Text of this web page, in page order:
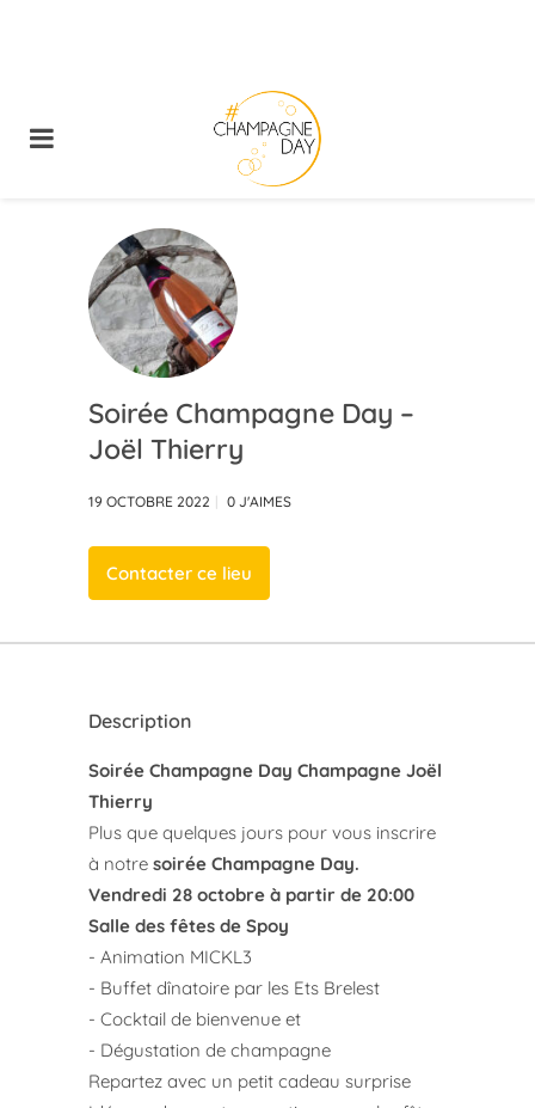
Soirée Champagne Day –
Joël Thierry
19 OCTOBRE 2022 0 J'AIMES
Contacter ce lieu
Description
Soirée Champagne Day Champagne Joël
Thierry
Plus que quelques jours pour vous inscrire
à notre soirée Champagne Day.
Vendredi 28 octobre à partir de 20:00
Salle des fêtes de Spoy
- Animation MICKL3
- Buffet dînatoire par les Ets Brelest
- Cocktail de bienvenue et
- Dégustation de champagne
Repartez avec un petit cadeau surprise